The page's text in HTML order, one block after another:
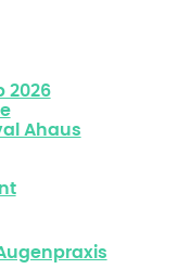
2026
Ahaus